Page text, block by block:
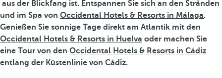
aus der Blickfang ist. Entspannen Sie sich an den Stränden
und im Spa von Occidental Hotels & Resorts in Málaga.
Genießen Sie sonnige Tage direkt am Atlantik mit den
Occidental Hotels & Resorts in Huelva oder machen Sie
eine Tour von den Occidental Hotels & Resorts in Cádiz
entlang der Küstenlinie von Cádiz.